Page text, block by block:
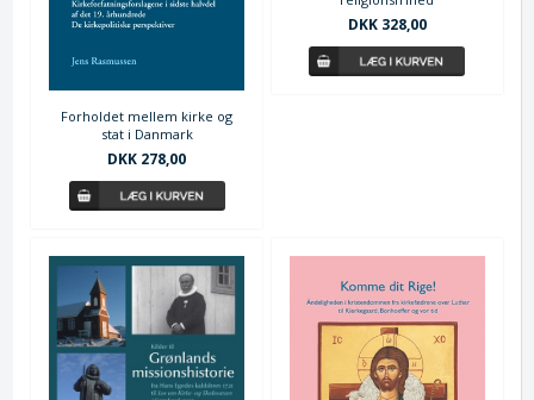
Forholdet mellem kirke og
stat i Danmark
DKK 278,00
DKK 328,00